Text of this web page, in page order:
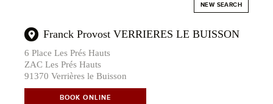
NEW SEARCH
Franck Provost VERRIERES LE BUISSON
6 Place Les Prés Hauts
ZAC Les Prés Hauts
91370 Verrières le Buisson
BOOK ONLINE